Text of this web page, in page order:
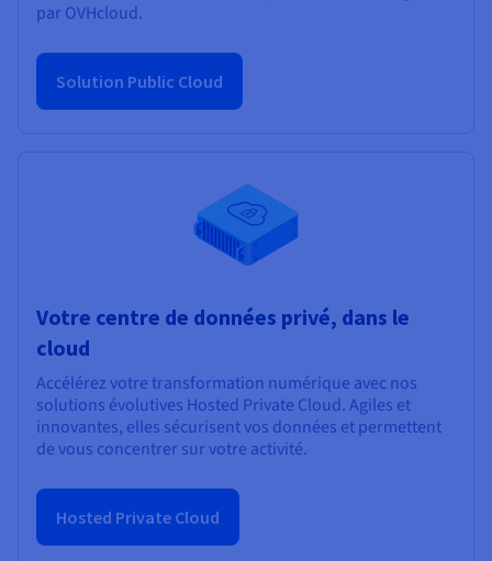
par OVHcloud.
Solution Public Cloud
Votre centre de données privé, dans le
cloud
Accélérez votre transformation numérique avec nos
solutions évolutives Hosted Private Cloud. Agiles et
innovantes, elles sécurisent vos données et permettent
de vous concentrer sur votre activité.
Hosted Private Cloud